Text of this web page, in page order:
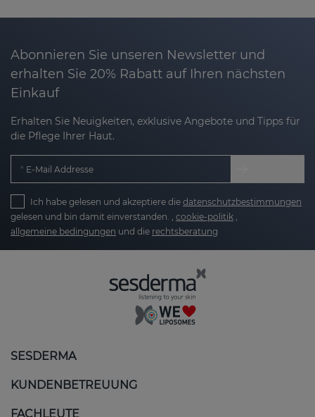
Abonnieren Sie unseren Newsletter und
erhalten Sie 20% Rabatt auf Ihren nächsten
Einkauf
Erhalten Sie Neuigkeiten, exklusive Angebote und Tipps für
die Pflege Ihrer Haut.
E-Mail Addresse
Ich habe gelesen und akzeptiere die datenschutzbestimmungen
gelesen und bin damit einverstanden. , cookie-politik
allgemeine bedingungen und die rechtsberatung
SESDERMA
KUNDENBETREUUNG
FACHLEUTE